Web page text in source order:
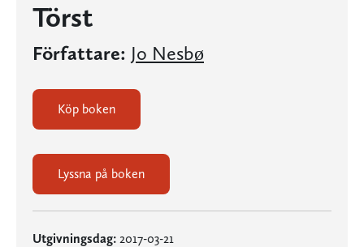
Törst
Författare: Jo Nesbø
Köp boken
Lyssna på boken
Utgivningsdag: 2017-03-21